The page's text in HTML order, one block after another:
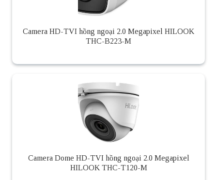
Camera HD-TVI hồng ngoại 2.0 Megapixel HILOOK
THC-B223-M
Camera Dome HD-TVI hồng ngoại 2.0 Megapixel
HILOOK THC-T120-M